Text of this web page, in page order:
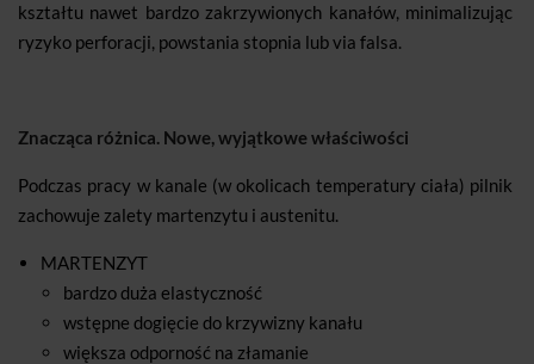
kształtu nawet bardzo zakrzywionych kanałów, minimalizując
ryzyko perforacji, powstania stopnia lub via falsa.
Znacząca różnica. Nowe, wyjątkowe właściwości
Podczas pracy w kanale (w okolicach temperatury ciała) pilnik
zachowuje zalety martenzytu i austenitu.
MARTENZYT
bardzo duża elastyczność
wstępne dogięcie do krzywizny kanału
większa odporność na złamanie